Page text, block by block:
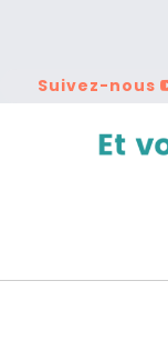
Suivez-nous